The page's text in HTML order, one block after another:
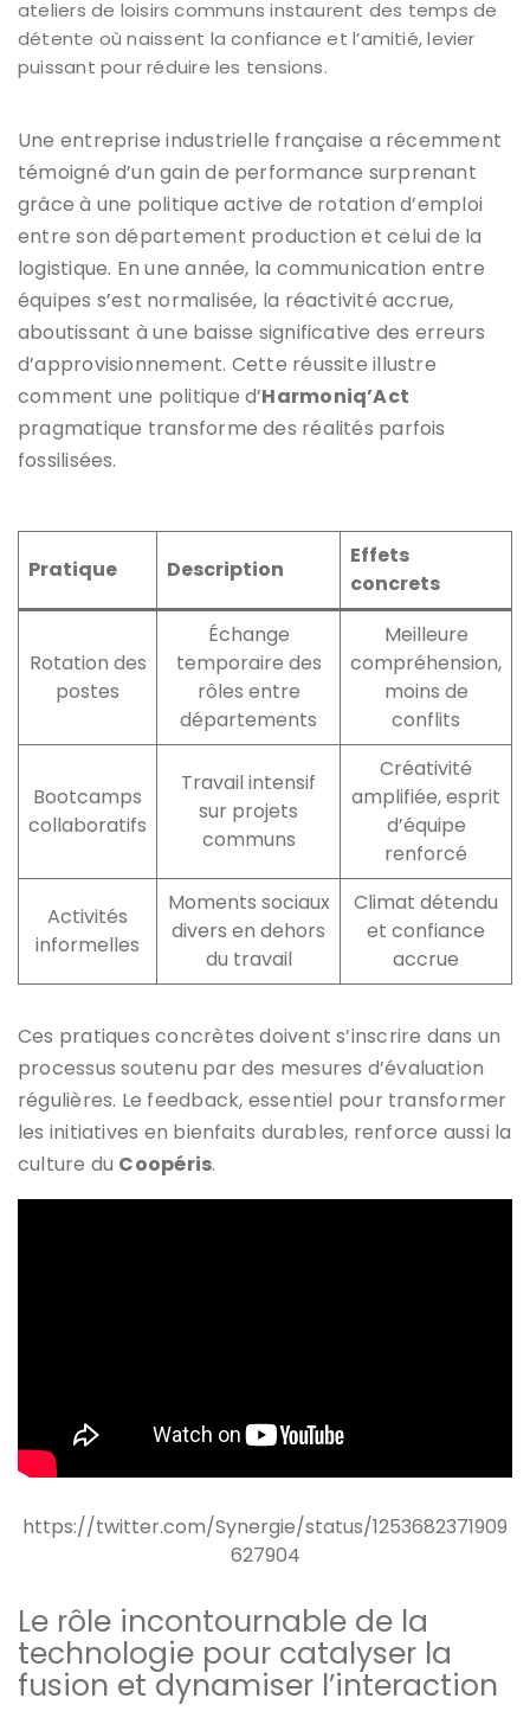
ateliers de loisirs communs instaurent des temps de
détente où naissent la confiance et l’amitié, levier
puissant pour réduire les tensions.
Une entreprise industrielle française a récemment
témoigné d’un gain de performance surprenant
grâce à une politique active de rotation d’emploi
entre son département production et celui de la
logistique. En une année, la communication entre
équipes s’est normalisée, la réactivité accrue,
aboutissant à une baisse significative des erreurs
d’approvisionnement. Cette réussite illustre
comment une politique d’Harmoniq’Act
pragmatique transforme des réalités parfois
fossilisées.
Pratique Description
Effets
concrets
Rotation des
postes
Échange
temporaire des
rôles entre
départements
Meilleure
compréhension,
moins de
conflits
Bootcamps
collaboratifs
Travail intensif
sur projets
communs
Créativité
amplifiée, esprit
d’équipe
renforcé
Activités
informelles
Moments sociaux
divers en dehors
du travail
Climat détendu
et confiance
accrue
Ces pratiques concrètes doivent s’inscrire dans un
processus soutenu par des mesures d’évaluation
régulières. Le feedback, essentiel pour transformer
les initiatives en bienfaits durables, renforce aussi la
culture du Coopéris.
https://twitter.com/Synergie/status/1253682371909
627904
Le rôle incontournable de la
technologie pour catalyser la
fusion et dynamiser l’interaction